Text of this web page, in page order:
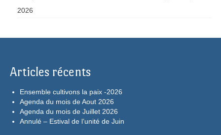
2026
Articles récents
Ensemble cultivons la paix -2026
Agenda du mois de Aout 2026
Agenda du mois de Juillet 2026
Annulé – Estival de l’unité de Juin